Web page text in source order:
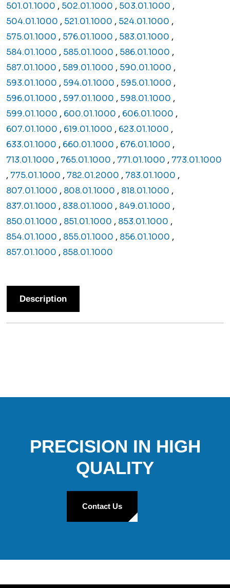
501.01.1000 , 502.01.1000 , 503.01.1000 ,
504.01.1000 , 521.01.1000 , 524.01.1000 ,
575.01.1000 , 576.01.1000 , 583.01.1000 ,
584.01.1000 , 585.01.1000 , 586.01.1000 ,
587.01.1000 , 589.01.1000 , 590.01.1000 ,
593.01.1000 , 594.01.1000 , 595.01.1000 ,
596.01.1000 , 597.01.1000 , 598.01.1000 ,
599.01.1000 , 600.01.1000 , 606.01.1000 ,
607.01.1000 , 619.01.1000 , 623.01.1000 ,
633.01.1000 , 660.01.1000 , 676.01.1000 ,
713.01.1000 , 765.01.1000 , 771.01.1000 , 773.01.1000
, 775.01.1000 , 782.01.2000 , 783.01.1000 ,
807.01.1000 , 808.01.1000 , 818.01.1000 ,
837.01.1000 , 838.01.1000 , 849.01.1000 ,
850.01.1000 , 851.01.1000 , 853.01.1000 ,
854.01.1000 , 855.01.1000 , 856.01.1000 ,
857.01.1000 , 858.01.1000
Description
PRECISION IN HIGH
QUALITY
Contact Us